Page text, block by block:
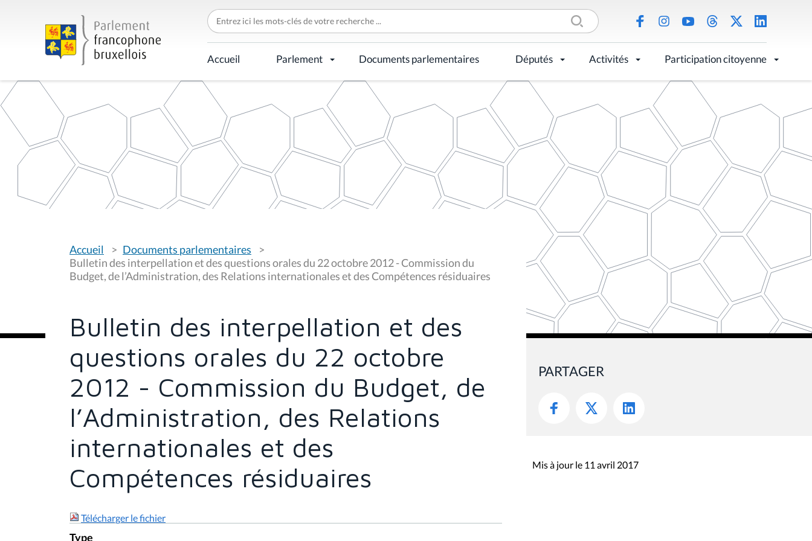
C
h
e
r
c
h
r
p
Accueil Parlement Documents parlementaires Députés Activités Participation citoyenne
o
u
s
ê
:
Accueil
Documents parlementaires
Bulletin des interpellation et des questions orales du 22 octobre 2012 - Commission du
Budget, de l’Administration, des Relations internationales et des Compétences résiduaires
Bulletin des interpellation et des
questions orales du 22 octobre
2012 - Commission du Budget, de
l’Administration, des Relations
internationales et des
Compétences résiduaires
Télécharger le fichier
Type
PARTAGER
Mis à jour le 11 avril 2017